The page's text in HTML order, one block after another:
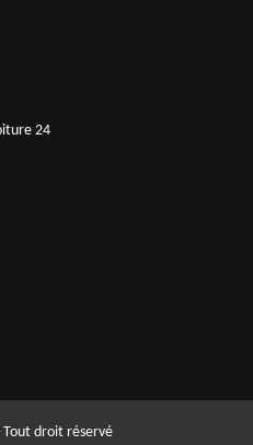
24
droit réservé